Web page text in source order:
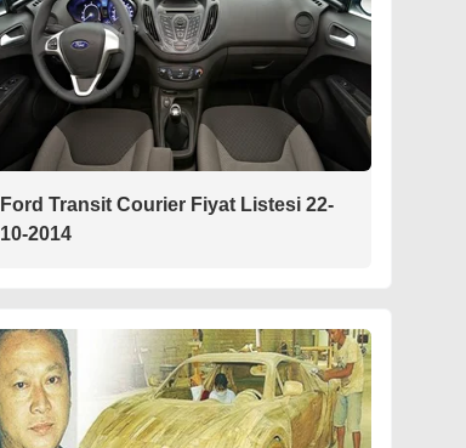
Ford Transit Courier Fiyat Listesi 22-
10-2014